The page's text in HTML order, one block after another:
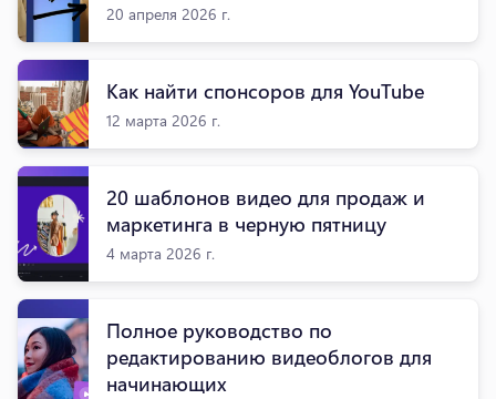
20 апреля 2026 г.
Как найти спонсоров для YouTube
12 марта 2026 г.
20 шаблонов видео для продаж и
маркетинга в черную пятницу
4 марта 2026 г.
Полное руководство по
редактированию видеоблогов для
начинающих